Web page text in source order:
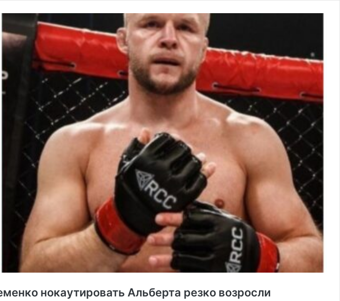
нокаутировать Альберта резко возросли